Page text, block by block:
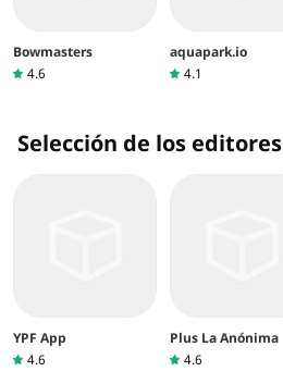
Bowmasters
4.6
aquapark.io
4.1
Selección de los editores
YPF App
4.6
Plus La Anónima
4.6